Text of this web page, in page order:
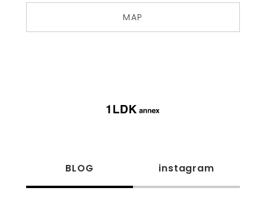
MAP
BLOG instagram